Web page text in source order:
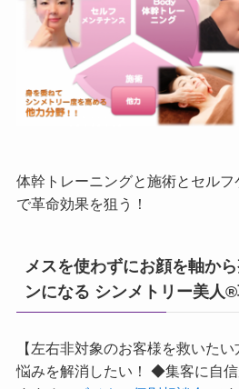
体幹トレーニングと施術とセル
で革命効果を狙う！
メスを使わずにお顔を軸か
ンになる シンメトリー美人
【左右非対象のお客様を救いた
悩みを解消したい！ ◆集客に自